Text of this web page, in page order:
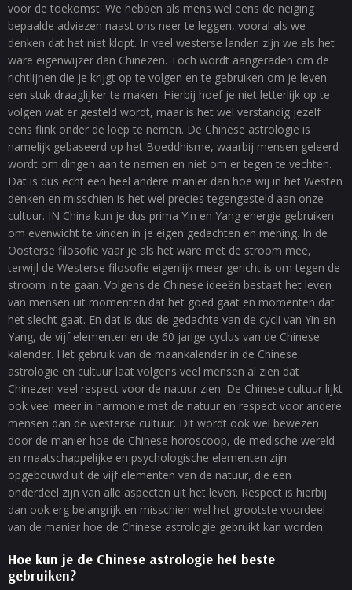
voor de toekomst. We hebben als mens wel eens de neiging
bepaalde adviezen naast ons neer te leggen, vooral als we
denken dat het niet klopt. In veel westerse landen zijn we als het
ware eigenwijzer dan Chinezen. Toch wordt aangeraden om de
richtlijnen die je krijgt op te volgen en te gebruiken om je leven
een stuk draaglijker te maken. Hierbij hoef je niet letterlijk op te
volgen wat er gesteld wordt, maar is het wel verstandig jezelf
eens flink onder de loep te nemen. De Chinese astrologie is
namelijk gebaseerd op het Boeddhisme, waarbij mensen geleerd
wordt om dingen aan te nemen en niet om er tegen te vechten.
Dat is dus echt een heel andere manier dan hoe wij in het Westen
denken en misschien is het wel precies tegengesteld aan onze
cultuur. IN China kun je dus prima Yin en Yang energie gebruiken
om evenwicht te vinden in je eigen gedachten en mening. In de
Oosterse filosofie vaar je als het ware met de stroom mee,
terwijl de Westerse filosofie eigenlijk meer gericht is om tegen de
stroom in te gaan. Volgens de Chinese ideeën bestaat het leven
van mensen uit momenten dat het goed gaat en momenten dat
het slecht gaat. En dat is dus de gedachte van de cycli van Yin en
Yang, de vijf elementen en de 60 jarige cyclus van de Chinese
kalender. Het gebruik van de maankalender in de Chinese
astrologie en cultuur laat volgens veel mensen al zien dat
Chinezen veel respect voor de natuur zien. De Chinese cultuur lijkt
ook veel meer in harmonie met de natuur en respect voor andere
mensen dan de westerse cultuur. Dit wordt ook wel bewezen
door de manier hoe de Chinese horoscoop, de medische wereld
en maatschappelijke en psychologische elementen zijn
opgebouwd uit de vijf elementen van de natuur, die een
onderdeel zijn van alle aspecten uit het leven. Respect is hierbij
dan ook erg belangrijk en misschien wel het grootste voordeel
van de manier hoe de Chinese astrologie gebruikt kan worden.
Hoe kun je de Chinese astrologie het beste
gebruiken?